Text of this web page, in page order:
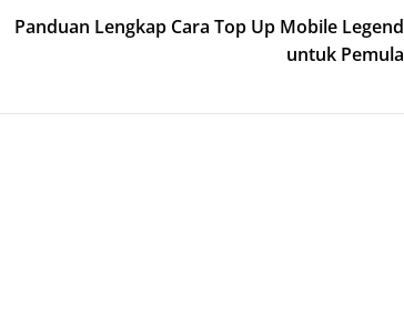
Panduan Lengkap Cara Top Up Mobile Legend
untuk Pemula